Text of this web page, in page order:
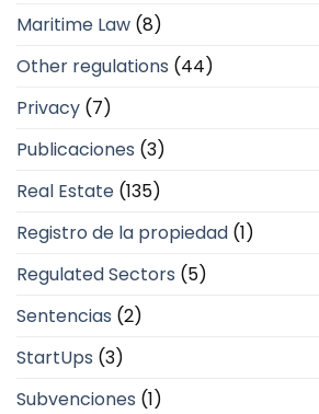
Maritime Law (8)
Other regulations (44)
Privacy (7)
Publicaciones (3)
Real Estate (135)
Registro de la propiedad (1)
Regulated Sectors (5)
Sentencias (2)
StartUps (3)
Subvenciones (1)